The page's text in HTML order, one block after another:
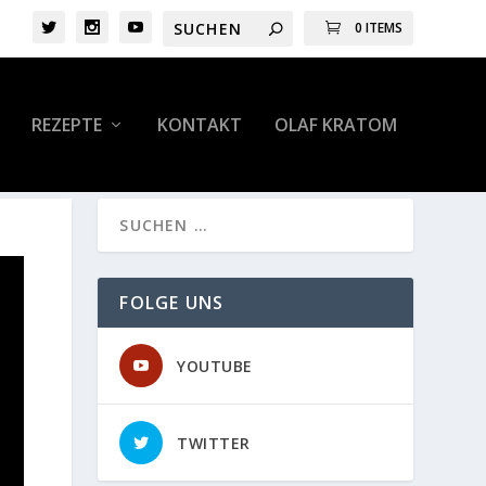
0 ITEMS
REZEPTE KONTAKT OLAF KRATOM
FOLGE UNS
YOUTUBE
TWITTER